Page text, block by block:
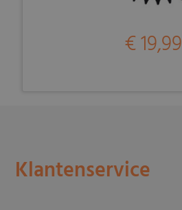
€ 19,99
Klantenservice